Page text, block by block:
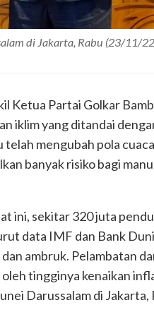
di Jakarta, Rabu (23/11/
Ketua Partai Golkar
iklim yang ditandai
mengubah pola
banyak risiko bagi
ini, sekitar 320 juta
data IMF dan Bank
ambruk. Pelambatan
tingginya kenaikan
Darussalam di Jakarta,